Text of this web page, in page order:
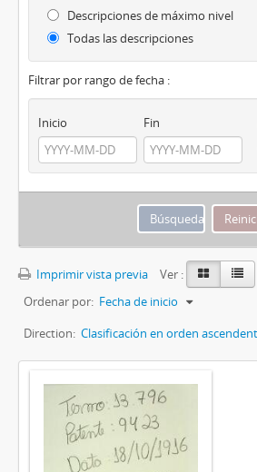
Descripciones de máximo nivel
Todas las descripciones
Filtrar por rango de fecha :
Inicio Fin
Imprimir vista previa
Ver :
Ordenar por: Fecha de inicio
Direction: Clasificación en orden